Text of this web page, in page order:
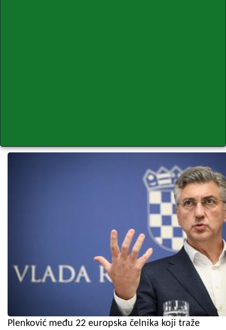
Plenković među 22 europska čelnika koji traže